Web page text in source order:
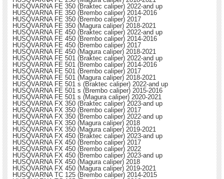
HUSQVARNA FE 350 (Braktec caliper) 2022-and up
HUSQVARNA FE 350 (Brembo caliper) 2014-2016
HUSQVARNA FE 350 (Brembo caliper) 2017
HUSQVARNA FE 350 (Magura caliper) 2018-2021
HUSQVARNA FE 450 (Braktec caliper) 2022-and up
HUSQVARNA FE 450 (Brembo caliper) 2014-2016
HUSQVARNA FE 450 (Brembo caliper) 2017
HUSQVARNA FE 450 (Magura caliper) 2018-2021
HUSQVARNA FE 501 (Braktec caliper) 2022-and up
HUSQVARNA FE 501 (Brembo caliper) 2014-2016
HUSQVARNA FE 501 (Brembo caliper) 2017
HUSQVARNA FE 501 (Magura caliper) 2018-2021
HUSQVARNA FE 501 s (Braktec caliper) 2022-and up
HUSQVARNA FE 501 s (Brembo caliper) 2015-2016
HUSQVARNA FE 501 s (Magura caliper) 2020-2021
HUSQVARNA FX 350 (Braktec caliper) 2023-and up
HUSQVARNA FX 350 (Brembo caliper) 2017
HUSQVARNA FX 350 (Brembo caliper) 2022-and up
HUSQVARNA FX 350 (Magura caliper) 2018
HUSQVARNA FX 350 (Magura caliper) 2019-2021
HUSQVARNA FX 450 (Braktec caliper) 2023-and up
HUSQVARNA FX 450 (Brembo caliper) 2017
HUSQVARNA FX 450 (Brembo caliper) 2022
HUSQVARNA FX 450 (Brembo caliper) 2023-and up
HUSQVARNA FX 450 (Magura caliper) 2018
HUSQVARNA FX 450 (Magura caliper) 2019-2021
HUSQVARNA TC 125 (Brembo caliper) 2014-2015